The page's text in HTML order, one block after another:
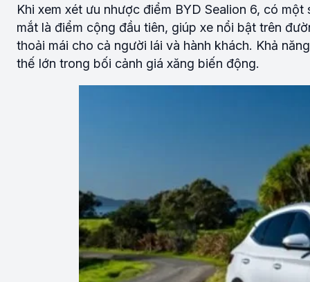
Khi xem xét ưu nhược điểm BYD Sealion 6, có
mắt là điểm cộng đầu tiên, giúp xe nổi bật trên
thoải mái cho cả người lái và hành khách. Khả
thế lớn trong bối cảnh giá xăng biến động.